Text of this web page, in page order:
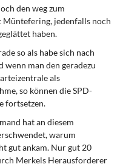
den weg zum
jedenfalls noch
haben.
so als habe sich nach
wenn man den geradezu
als
so können die SPD-
fortsetzen.
hat an diesem
warum
gut ankam. Nur gut 20
Merkels Herausforderer